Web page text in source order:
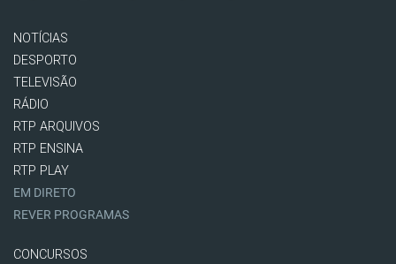
NOTÍCIAS
DESPORTO
TELEVISÃO
RÁDIO
RTP ARQUIVOS
RTP ENSINA
RTP PLAY
EM DIRETO
REVER PROGRAMAS
CONCURSOS